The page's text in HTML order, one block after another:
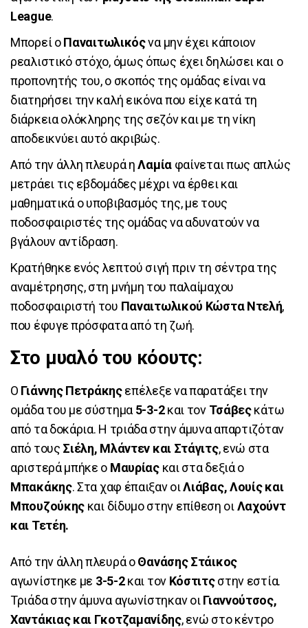
League.
Μπορεί οΠαναιτωλικόςνα μην έχει κάποιον
ρεαλιστικό στόχο, όμως όπως έχει δηλώσει και ο
προπονητής του, ο σκοπός της ομάδας είναι να
διατηρήσει την καλή εικόνα που είχε κατά τη
διάρκεια ολόκληρης της σεζόν και με τη νίκη
αποδεικνύει αυτό ακριβώς.
Από την άλλη πλευρά ηΛαμίαφαίνεται πως απλώς
μετράει τις εβδομάδες μέχρι να έρθει και
μαθηματικά ο υποβιβασμός της, με τους
ποδοσφαιριστές της ομάδας να αδυνατούν να
βγάλουν αντίδραση.
Κρατήθηκε ενός λεπτού σιγή πριν τη σέντρα της
αναμέτρησης, στη μνήμη του παλαίμαχου
ποδοσφαιριστή του Παναιτωλικού Κώστα Ντελή,
που έφυγε πρόσφατα από τη ζωή.
Στο μυαλό του κόουτς:
Ο Γιάννης Πετράκηςεπέλεξε να παρατάξει την
ομάδα του με σύστημα 5-3-2και τον Τσάβεςκάτω
από τα δοκάρια. Η τριάδα στην άμυνα απαρτιζόταν
από τους Σιέλη, Μλάντεν και Στάγιτς, ενώ στα
αριστερά μπήκε ο Μαυρίαςκαι στα δεξιά ο
Μπακάκης. Στα χαφ έπαιξαν οιΛιάβας, Λουίς και
Μπουζούκης και δίδυμο στην επίθεση οιΛαχούντ
και Τετέη.
Από την άλλη πλευρά οΘανάσης Στάικος
αγωνίστηκε με 3-5-2και τον Κόστιτςστην εστία.
Τριάδα στην άμυνα αγωνίστηκαν οιΓιαννούτσος,
Χαντάκιας και Γκοτζαμανίδης, ενώ στο κέντρο